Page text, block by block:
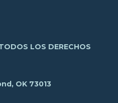
LOS DERECHOS
OK 73013